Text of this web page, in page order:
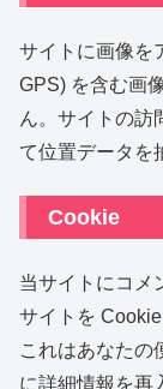
サイトに画像を
GPS) を含む画
ん。サイトの訪
て位置データを
Cookie
当サイトにコメ
サイトを
これはあなたの
に詳細情報を再